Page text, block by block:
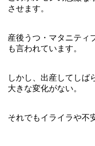
させます。
産後うつ・マタニティ
も言われています。
しかし、出産してしば
大きな変化がない。
それでもイライラや不